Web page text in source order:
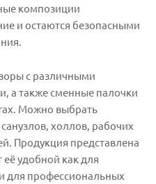
композиции
и остаются безопасными
с различными
а также сменные палочки
Можно выбрать
холлов, рабочих
Продукция представлена
удобной как для
для профессиональных